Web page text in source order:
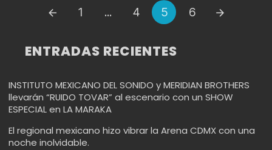
1 ... 4 5 6
ENTRADAS RECIENTES
INSTITUTO MEXICANO DEL SONIDO y MERIDIAN BROTHERS
llevarán “RUIDO TOVAR” al escenario con un SHOW
ESPECIAL en LA MARAKA
El regional mexicano hizo vibrar la Arena CDMX con una
noche inolvidable.